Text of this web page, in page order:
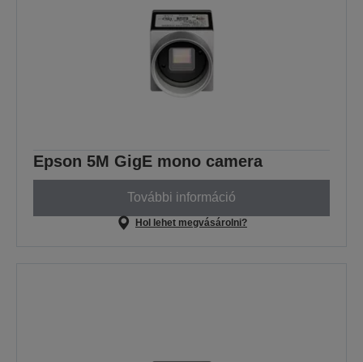
Epson 5M GigE mono camera
További információ
Hol lehet megvásárolni?